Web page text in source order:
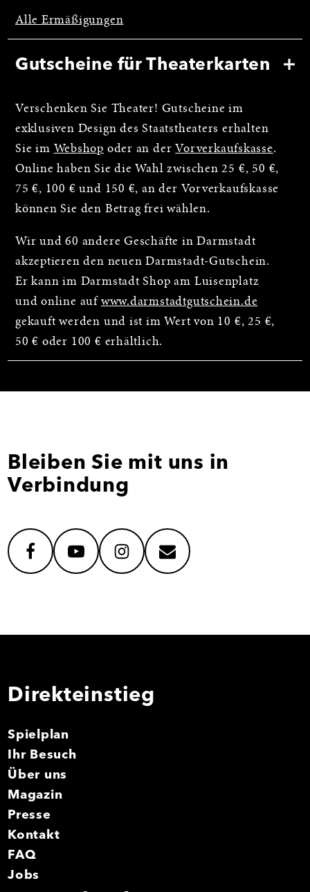
Alle Ermäßigungen
Gutscheine für Theaterkarten
Verschenken Sie Theater! Gutscheine im
exklusiven Design des Staatstheaters erhalten
Sie im Webshop oder an der Vorverkaufskasse.
Online haben Sie die Wahl zwischen 25 €, 50 €,
75 €, 100 € und 150 €, an der Vorverkaufskasse
können Sie den Betrag frei wählen.
Wir und 60 andere Geschäfte in Darmstadt
akzeptieren den neuen Darmstadt-Gutschein.
Er kann im Darmstadt Shop am Luisenplatz
und online auf www.darmstadtgutschein.de
gekauft werden und ist im Wert von 10 €, 25 €,
50 € oder 100 € erhältlich.
Bleiben Sie mit uns in
Verbindung
facebookyoutubeinstagrammail
Direkteinstieg
Spielplan
Ihr Besuch
Über uns
Magazin
Presse
Kontakt
FAQ
Jobs